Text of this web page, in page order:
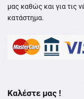
μας καθώς και για τις
κατάστημα.
Καλέστε μας !